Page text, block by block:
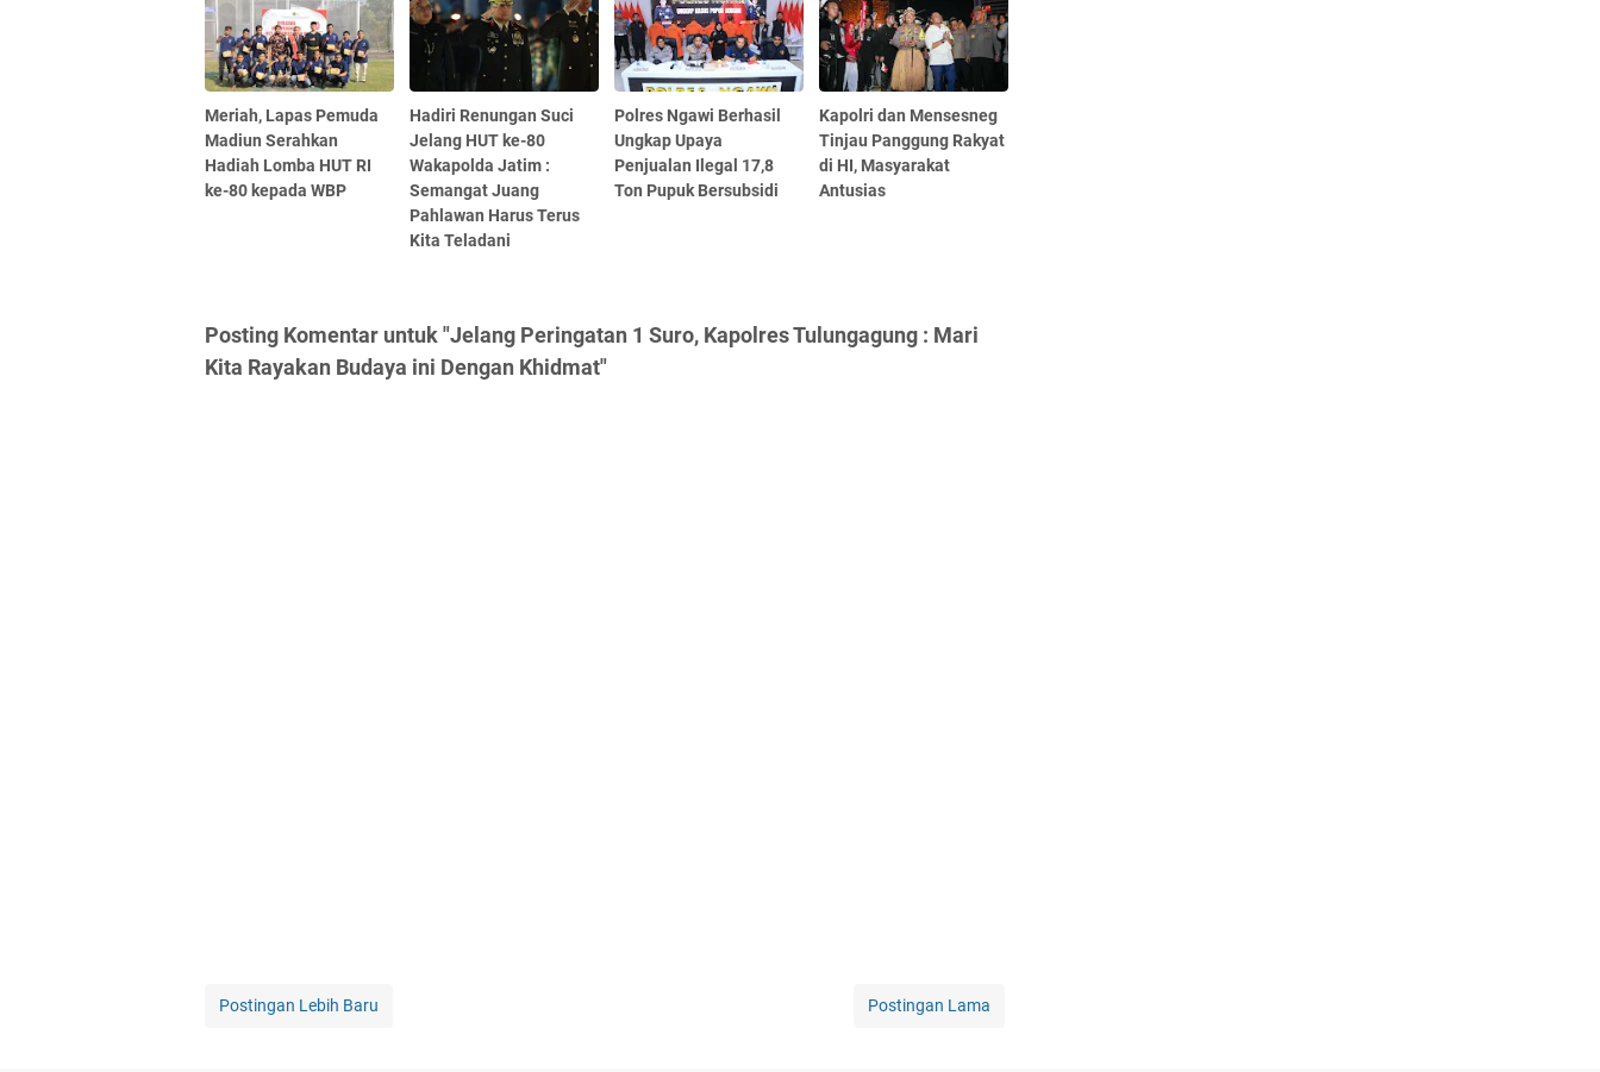
Meriah, Lapas Pemuda
Madiun Serahkan
Hadiah Lomba HUT RI
ke-80 kepada WBP
Hadiri Renungan Suci
Jelang HUT ke-80
Wakapolda Jatim :
Semangat Juang
Pahlawan Harus Terus
Kita Teladani
Polres Ngawi Berhasil
Ungkap Upaya
Penjualan Ilegal 17,8
Ton Pupuk Bersubsidi
Kapolri dan Mensesneg
Tinjau Panggung Rakyat
di HI, Masyarakat
Antusias
Posting Komentar untuk "Jelang Peringatan 1 Suro, Kapolres Tulungagung : Mari
Kita Rayakan Budaya ini Dengan Khidmat"
Postingan Lebih Baru Postingan Lama